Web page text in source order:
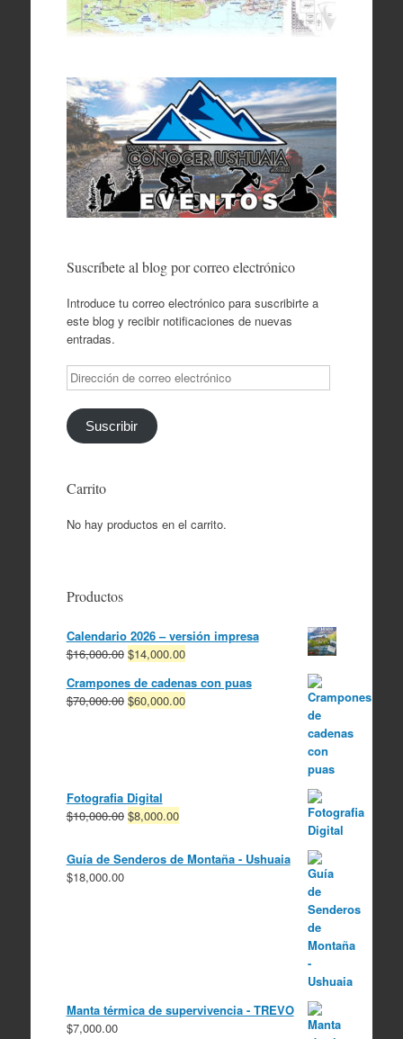
Suscríbete al blog por correo electrónico
Introduce tu correo electrónico para suscribirte a
este blog y recibir notificaciones de nuevas
entradas.
Dirección
de
correo
electrónico
Suscribir
Carrito
No hay productos en el carrito.
Productos
Calendario 2026 – versión impresa
$16,000.00 El
original
era:
$14,000.00El
actual
es:
Crampones de cadenas con puas
$70,000.00 El
$60,000.00El
Fotografia Digital
$10,000.00 El
original
era:
$8,000.00El
actual
es:
Guía de Senderos de Montaña - Ushuaia
$18,000.00
Manta térmica de supervivencia - TREVO
$7,000.00